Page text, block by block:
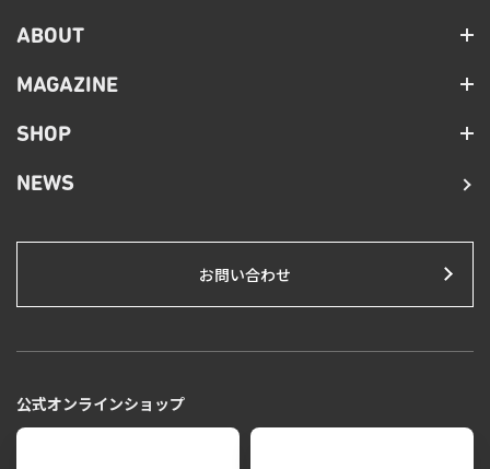
ABOUT
MAGAZINE
SHOP
NEWS
お問い合わせ
公式オンラインショップ